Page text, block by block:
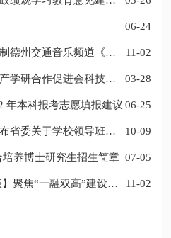
06-24
11-02
03-28
年本科报考志愿填报建议 06-25
10-09
养博士研究生招生简章 07-05
11-02